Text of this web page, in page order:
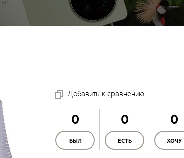
Добавить к сравнению
0
БЫЛ
0
ЕСТЬ
0
ХОЧУ